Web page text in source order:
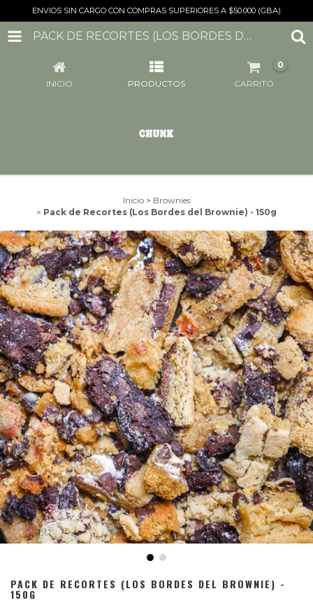
ENVIOS SIN CARGO CON COMPRAS SUPERIORES A $50.000 (GBA)
PACK DE RECORTES (LOS BORDES DEL BROWNIE) - 150G
INICIO PRODUCTOS CARRITO
0
Inicio > Brownies
> Pack de Recortes (Los Bordes del Brownie) - 150g
PACK DE RECORTES (LOS BORDES DEL BROWNIE) -
150G